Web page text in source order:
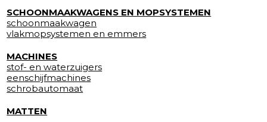
SCHOONMAAKWAGENS EN MOPSYSTEMEN
schoonmaakwagen
vlakmopsystemen en emmers
MACHINES
stof- en waterzuigers
eenschijfmachines
schrobautomaat
MATTEN